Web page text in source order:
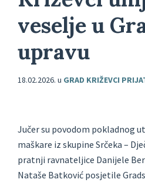
veselje u
upravu
18.02.2026. u GRAD KRIŽEVCI
Jučer su povodom pokladnog
maškare iz skupine Srčeka –
pratnji ravnateljice Danijele
Nataše Batković posjetile